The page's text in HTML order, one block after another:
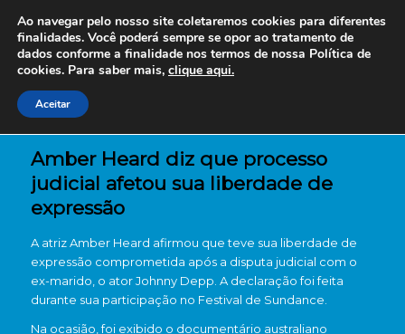
Amber Heard diz que processo
judicial afetou sua liberdade de
expressão
A atriz Amber Heard afirmou que teve sua liberdade de
expressão comprometida após a disputa judicial com o
ex-marido, o ator Johnny Depp. A declaração foi feita
durante sua participação no Festival de Sundance.
Na ocasião, foi exibido o documentário australiano
Ao navegar pelo nosso site coletaremos cookies para diferentes
finalidades. Você poderá sempre se opor ao tratamento de
dados conforme a finalidade nos termos de nossa Política de
cookies. Para saber mais, clique aqui.
Aceitar